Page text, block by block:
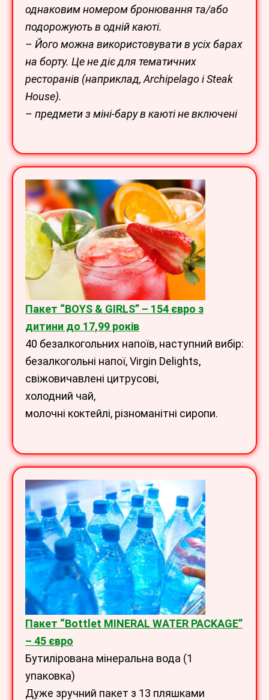
однаковим номером бронювання та/або
подорожують в одній каюті.
– Його можна використовувати в усіх барах
на борту. Це не діє для тематичних
ресторанів (наприклад, Archipelago і Steak
House).
– предмети з міні-бару в каюті не включені
Пакет “BOYS & GIRLS” – 154 євро з
дитини до 17,99 років
40 безалкогольних напоїв, наступний вибір:
безалкогольні напої, Virgin Delights,
свіжовичавлені цитрусові,
холодний чай,
молочні коктейлі, різноманітні сиропи.
Пакет “Bottlet MINERAL WATER PACKAGE”
– 45 євро
Бутилірована мінеральна вода (1
упаковка)
Дуже зручний пакет з 13 пляшками